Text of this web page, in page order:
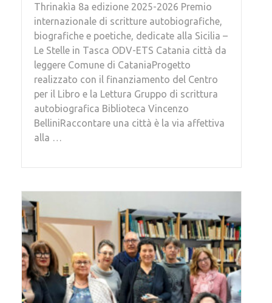
Thrinakìa 8a edizione 2025-2026 Premio
internazionale di scritture autobiografiche,
biografiche e poetiche, dedicate alla Sicilia –
Le Stelle in Tasca ODV-ETS Catania città da
leggere Comune di CataniaProgetto
realizzato con il finanziamento del Centro
per il Libro e la Lettura Gruppo di scrittura
autobiografica Biblioteca Vincenzo
BelliniRaccontare una città è la via affettiva
alla …